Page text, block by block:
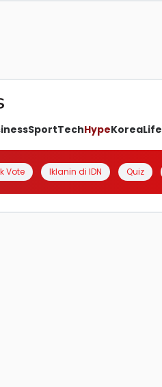
SportTechHypeKoreaLife
Vote Iklanin di IDN Quiz